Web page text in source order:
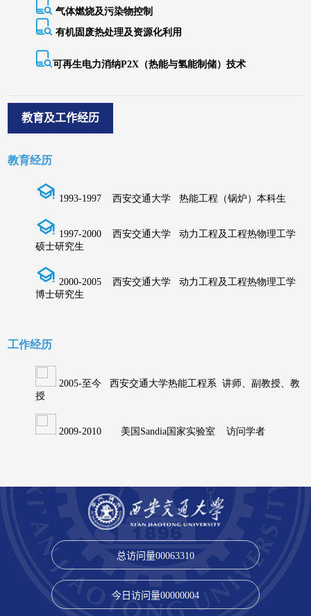
教育及工作经历
总访问量00063310
今日访问量00000004